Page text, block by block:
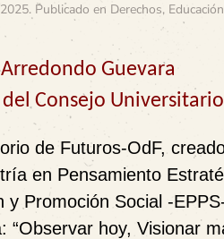
. Publicado en Derechos, Educación
Guevara
Consejo
de Futuros-OdF,
en Pensamiento
y Promoción Social -
“Observar hoy, Visionar